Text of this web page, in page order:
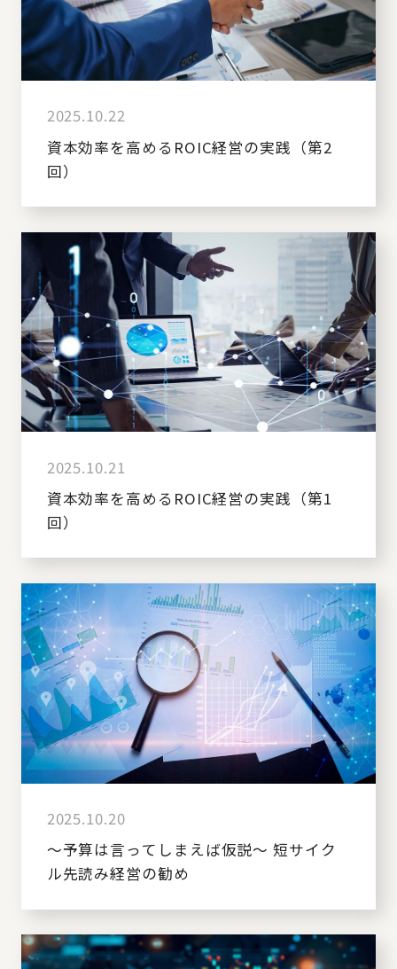
2025.10.22
資本効率を高めるROIC経営の実践（第2
回）
2025.10.21
資本効率を高めるROIC経営の実践（第1
回）
2025.10.20
～予算は言ってしまえば仮説～ 短サイク
ル先読み経営の勧め